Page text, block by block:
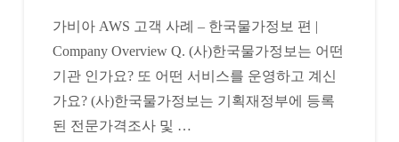
가비아 AWS 고객 사례 – 한국물가정보 편 |
Company Overview Q. (사)한국물가정보는 어떤
기관 인가요? 또 어떤 서비스를 운영하고 계신
가요? (사)한국물가정보는 기획재정부에 등록
된 전문가격조사 및 …